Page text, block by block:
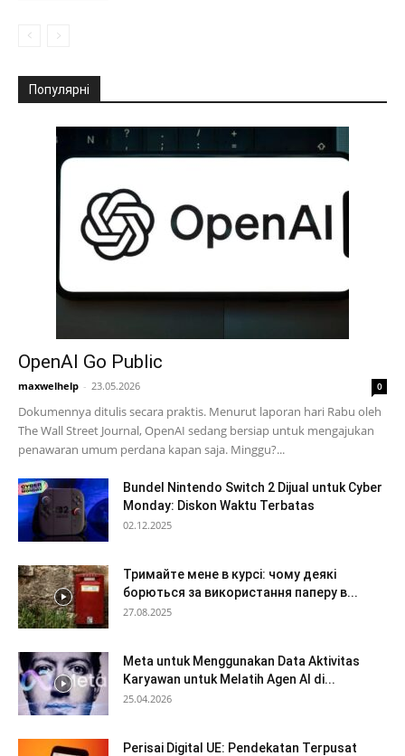
Популярні
OpenAI Go Public
maxwelhelp - 23.05.2026 0
Dokumennya ditulis secara praktis. Menurut laporan hari Rabu oleh
The Wall Street Journal, OpenAI sedang bersiap untuk mengajukan
penawaran umum perdana kapan saja. Minggu?...
Bundel Nintendo Switch 2 Dijual untuk Cyber
Monday: Diskon Waktu Terbatas
02.12.2025
Тримайте мене в курсі: чому деякі
борються за використання паперу в...
27.08.2025
Meta untuk Menggunakan Data Aktivitas
Karyawan untuk Melatih Agen AI di...
25.04.2026
Perisai Digital UE: Pendekatan Terpusat